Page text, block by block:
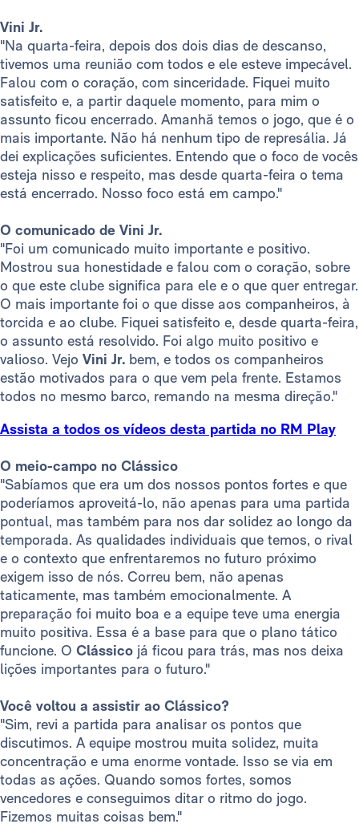
Vini Jr.
"Na quarta-feira, depois dos dois dias de descanso,
tivemos uma reunião com todos e ele esteve impecável.
Falou com o coração, com sinceridade. Fiquei muito
satisfeito e, a partir daquele momento, para mim o
assunto ficou encerrado. Amanhã temos o jogo, que é o
mais importante. Não há nenhum tipo de represália. Já
dei explicações suficientes. Entendo que o foco de vocês
esteja nisso e respeito, mas desde quarta-feira o tema
está encerrado. Nosso foco está em campo."
O comunicado de Vini Jr.
"Foi um comunicado muito importante e positivo.
Mostrou sua honestidade e falou com o coração, sobre
o que este clube significa para ele e o que quer entregar.
O mais importante foi o que disse aos companheiros, à
torcida e ao clube. Fiquei satisfeito e, desde quarta-feira,
o assunto está resolvido. Foi algo muito positivo e
valioso. Vejo Vini Jr. bem, e todos os companheiros
estão motivados para o que vem pela frente. Estamos
todos no mesmo barco, remando na mesma direção."
Assista a todos os vídeos desta partida no RM Play
O meio-campo no Clássico
"Sabíamos que era um dos nossos pontos fortes e que
poderíamos aproveitá-lo, não apenas para uma partida
pontual, mas também para nos dar solidez ao longo da
temporada. As qualidades individuais que temos, o rival
e o contexto que enfrentaremos no futuro próximo
exigem isso de nós. Correu bem, não apenas
taticamente, mas também emocionalmente. A
preparação foi muito boa e a equipe teve uma energia
muito positiva. Essa é a base para que o plano tático
funcione. O Clássico já ficou para trás, mas nos deixa
lições importantes para o futuro."
Você voltou a assistir ao Clássico?
"Sim, revi a partida para analisar os pontos que
discutimos. A equipe mostrou muita solidez, muita
concentração e uma enorme vontade. Isso se via em
todas as ações. Quando somos fortes, somos
vencedores e conseguimos ditar o ritmo do jogo.
Fizemos muitas coisas bem."